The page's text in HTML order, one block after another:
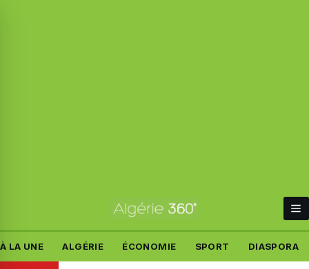
À LA UNE ALGÉRIE ÉCONOMIE SPORT DIASPORA